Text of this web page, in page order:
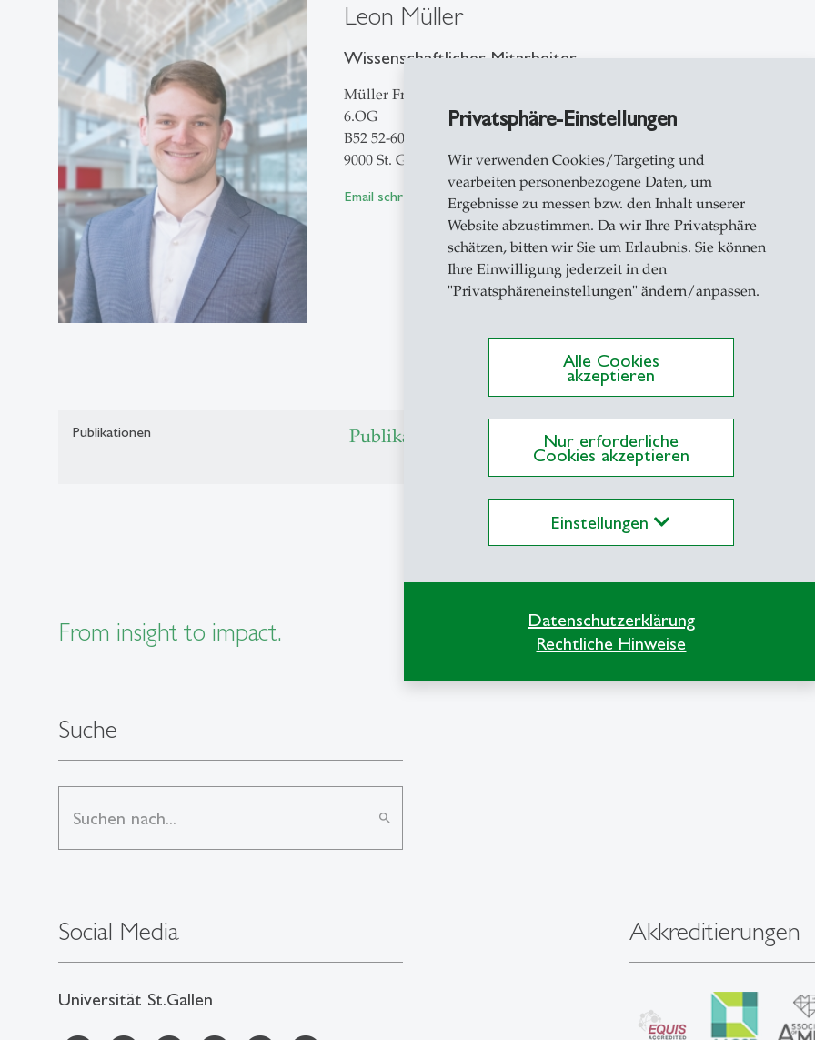
Privatsphäre-Einstellungen
Wir verwenden Cookies/Targeting und
vearbeiten personenbezogene Daten, um
Ergebnisse zu messen bzw. den Inhalt unserer
Website abzustimmen. Da wir Ihre Privatsphäre
schätzen, bitten wir Sie um Erlaubnis. Sie können
Ihre Einwilligung jederzeit in den
"Privatsphäreneinstellungen" ändern/anpassen.
Alle Cookies
akzeptieren
Nur erforderliche
Cookies akzeptieren
Einstellungen
Datenschutzerklärung
Rechtliche Hinweise
Leon Müller
Wissenschaftlicher Mitarbeiter
Müller Friedberg Strasse 8
6.OG
B52 52-6028
9000 St. Gallen
Email schreiben
Publikationen Publikationen auf Alexandria
From insight to impact.
Suche
search
Social Media
Universität St.Gallen
Akkreditierungen